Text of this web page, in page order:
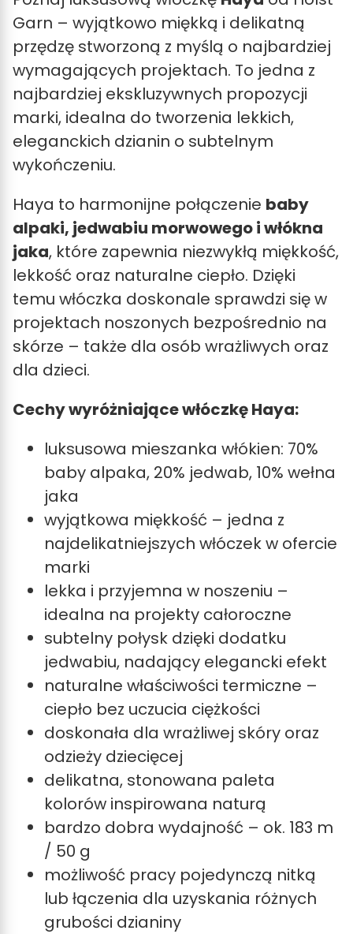
Garn – wyjątkowo miękką i delikatną
przędzę stworzoną z myślą o najbardziej
wymagających projektach. To jedna z
najbardziej ekskluzywnych propozycji
marki, idealna do tworzenia lekkich,
eleganckich dzianin o subtelnym
wykończeniu.
Haya to harmonijne połączenie baby
alpaki, jedwabiu morwowego i włókna
jaka, które zapewnia niezwykłą miękkość,
lekkość oraz naturalne ciepło. Dzięki
temu włóczka doskonale sprawdzi się w
projektach noszonych bezpośrednio na
skórze – także dla osób wrażliwych oraz
dla dzieci.
Cechy wyróżniające włóczkę Haya:
luksusowa mieszanka włókien: 70%
baby alpaka, 20% jedwab, 10% wełna
jaka
wyjątkowa miękkość – jedna z
najdelikatniejszych włóczek w ofercie
marki
lekka i przyjemna w noszeniu –
idealna na projekty całoroczne
subtelny połysk dzięki dodatku
jedwabiu, nadający elegancki efekt
naturalne właściwości termiczne –
ciepło bez uczucia ciężkości
doskonała dla wrażliwej skóry oraz
odzieży dziecięcej
delikatna, stonowana paleta
kolorów inspirowana naturą
bardzo dobra wydajność – ok. 183 m
/ 50 g
możliwość pracy pojedynczą nitką
lub łączenia dla uzyskania różnych
grubości dzianiny